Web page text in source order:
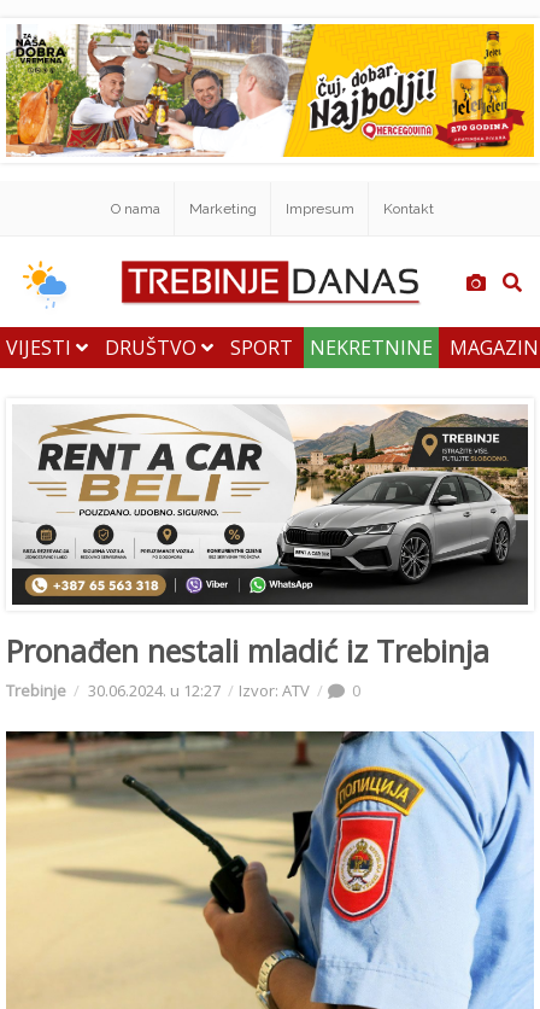
O nama Marketing Impresum Kontakt
VIJESTI DRUŠTVO SPORT NEKRETNINE
Pronađen nestali mladić iz Trebinja
Trebinje 30.06.2024. u 12:27 Izvor: ATV 0